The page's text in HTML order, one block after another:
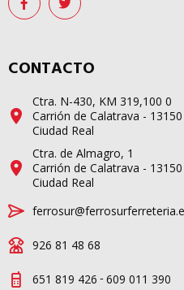
CONTACTO
Ctra. N-430, KM 319,100 0
Carrión de Calatrava - 13150
Ciudad Real
Ctra. de Almagro, 1
Carrión de Calatrava - 13150
Ciudad Real
926 81 48 68
651 819 426 - 609 011 390